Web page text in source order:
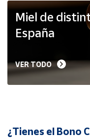
Vendedores
Mapa de
Hazte
vendedor
Cuenta
Miel de
España
VER TODO
¿Tienes el Bono